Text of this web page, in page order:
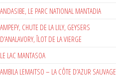
ANDASIBE, LE PARC NATIONAL MANTADIA
AMPEFY, CHUTE DE LA LILY, GEYSERS
D’ANALAVORY, ÎLOT DE LA VIERGE
LE LAC MANTASOA
AMBILA LEMAITSO – LA CÔTE D’AZUR SAUVAGE